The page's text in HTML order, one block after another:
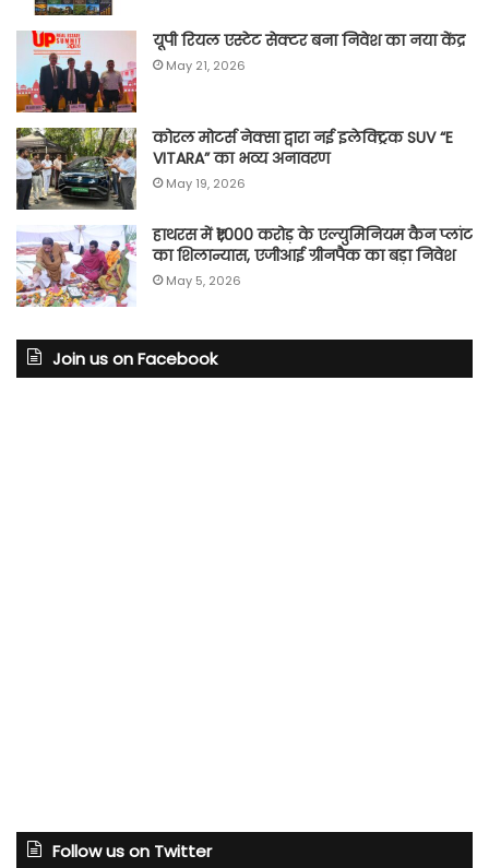
यूपी रियल एस्टेट सेक्टर बना निवेश का नया केंद्र
May 21, 2026
कोरल मोटर्स नेक्सा द्वारा नई इलेक्ट्रिक SUV “E
VITARA” का भव्य अनावरण
May 19, 2026
हाथरस में ₹1,000 करोड़ के एल्युमिनियम कैन प्लांट
का शिलान्यास, एजीआई ग्रीनपैक का बड़ा निवेश
May 5, 2026
Join us on Facebook
Follow us on Twitter